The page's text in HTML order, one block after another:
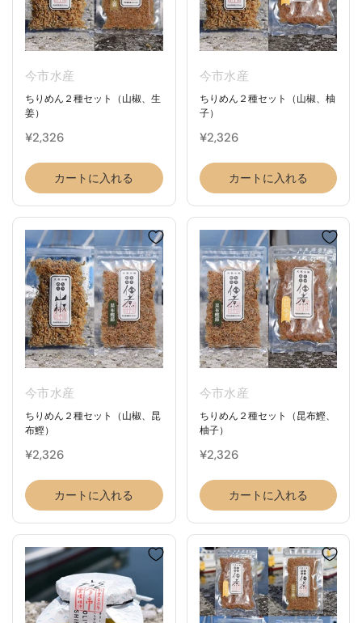
今市水産
ちりめん２種セット（山椒、生
姜）
¥2,326
カートに入れる
今市水産
ちりめん２種セット（山椒、柚
子）
¥2,326
カートに入れる
今市水産
ちりめん２種セット（山椒、昆
布鰹）
¥2,326
カートに入れる
今市水産
ちりめん２種セット（昆布鰹、
柚子）
¥2,326
カートに入れる